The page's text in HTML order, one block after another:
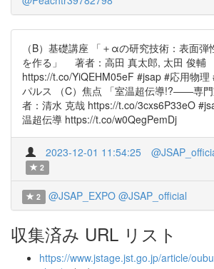
（B）基礎講座 「＋αの研究技術：表面弾
を作る」 著者：高田 真太郎, 太田 俊輔
https://t.co/YiQEHM05eF #jsap #応用物理
パルス （C）焦点 「室温超伝導!?――専
者：清水 克哉 https://t.co/3cxs6P33eO
温超伝導 https://t.co/w0QegPemDj
2023-12-01 11:54:25
2
2 @JSAP_EXPO @JSAP_official
収集済み URL リスト
https://www.jstage.jst.go.jp/article/